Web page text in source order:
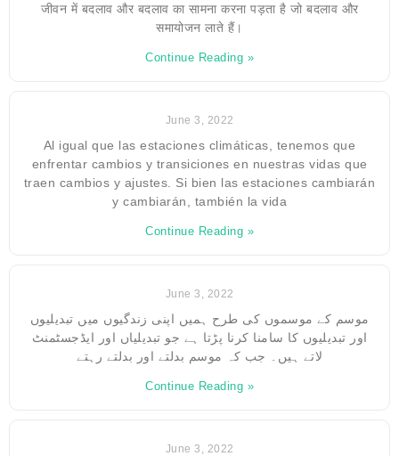
जीवन में बदलाव और बदलाव का सामना करना पड़ता है जो बदलाव और
समायोजन लाते हैं।
Continue Reading »
June 3, 2022
Al igual que las estaciones climáticas, tenemos que
enfrentar cambios y transiciones en nuestras vidas que
traen cambios y ajustes. Si bien las estaciones cambiarán
y cambiarán, también la vida
Continue Reading »
June 3, 2022
موسم کے موسموں کی طرح ہمیں اپنی زندگیوں میں تبدیلیوں
اور تبدیلیوں کا سامنا کرنا پڑتا ہے جو تبدیلیاں اور ایڈجسٹمنٹ
لاتے ہیں۔ جب کہ موسم بدلتے اور بدلتے رہتے
Continue Reading »
June 3, 2022